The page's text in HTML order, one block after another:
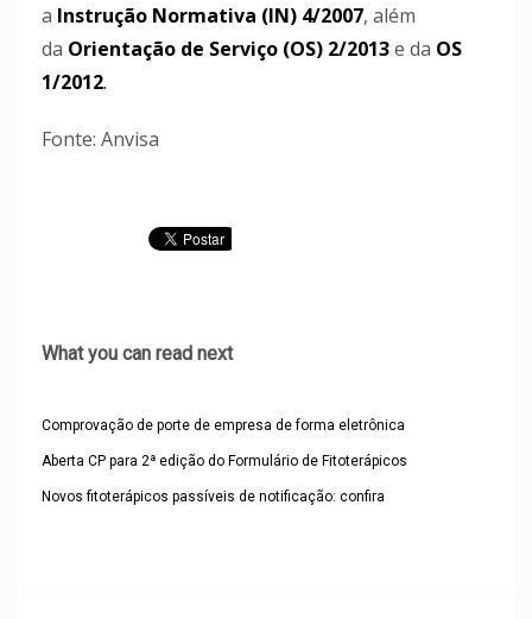
a Instrução Normativa (IN) 4/2007, além
da Orientação de Serviço (OS) 2/2013e da OS
1/2012.
Fonte: Anvisa
What you can read next
Comprovação de porte de empresa de forma eletrônica
Aberta CP para 2ª edição do Formulário de Fitoterápicos
Novos fitoterápicos passíveis de notificação: confira